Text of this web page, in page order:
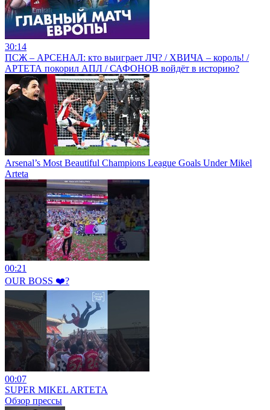
30:14
ПСЖ – АРСЕНАЛ: кто выиграет ЛЧ? / ХВИЧА – король! /
АРТЕТА покорил АПЛ / САФОНОВ войдёт в историю?
Arsenal’s Most Beautiful Champions League Goals Under Mikel
Arteta
00:21
OUR BOSS ❤️‍?
00:07
SUPER MIKEL ARTETA
Обзор прессы